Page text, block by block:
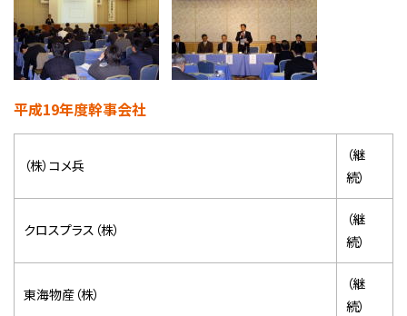
平成19年度幹事会社
（株）コメ兵
（継
続）
クロスプラス（株）
（継
続）
東海物産（株）
（継
続）